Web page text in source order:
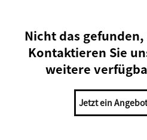
Nicht das gefunden,
Kontaktieren Sie
weitere
Jetzt ein